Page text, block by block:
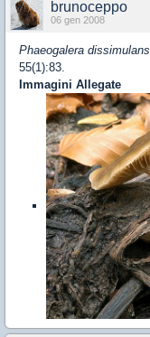
brunoceppo
06 gen 2008
Phaeogalera dissimulans
55(1):83.
Immagini Allegate